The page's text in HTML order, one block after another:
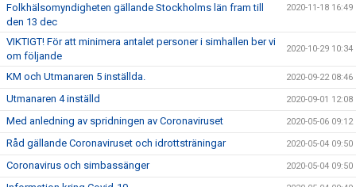
Folkhälsomyndigheten gällande Stockholms län fram till
den 13 dec
2020-11-18 16:49
VIKTIGT! För att minimera antalet personer i simhallen ber vi
om följande
2020-10-29 10:34
KM och Utmanaren 5 inställda. 2020-09-22 08:46
Utmanaren 4 inställd 2020-09-01 12:08
Med anledning av spridningen av Coronaviruset 2020-05-06 09:12
Råd gällande Coronaviruset och idrottsträningar 2020-05-04 09:50
Coronavirus och simbassänger 2020-05-04 09:50